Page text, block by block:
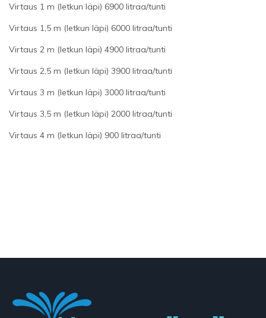
Virtaus 1 m (letkun läpi) 6900 litraa/tunti
Virtaus 1,5 m (letkun läpi) 6000 litraa/tunti
Virtaus 2 m (letkun läpi) 4900 litraa/tunti
Virtaus 2,5 m (letkun läpi) 3900 litraa/tunti
Virtaus 3 m (letkun läpi) 3000 litraa/tunti
Virtaus 3,5 m (letkun läpi) 2000 litraa/tunti
Virtaus 4 m (letkun läpi) 900 litraa/tunti